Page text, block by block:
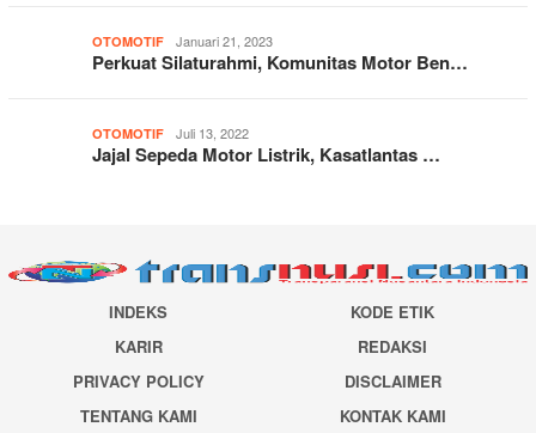
OTOMOTIF Januari 21, 2023
Perkuat Silaturahmi, Komunitas Motor Ben…
OTOMOTIF Juli 13, 2022
Jajal Sepeda Motor Listrik, Kasatlantas …
INDEKS
KODE ETIK
KARIR
REDAKSI
PRIVACY POLICY
DISCLAIMER
TENTANG KAMI
KONTAK KAMI